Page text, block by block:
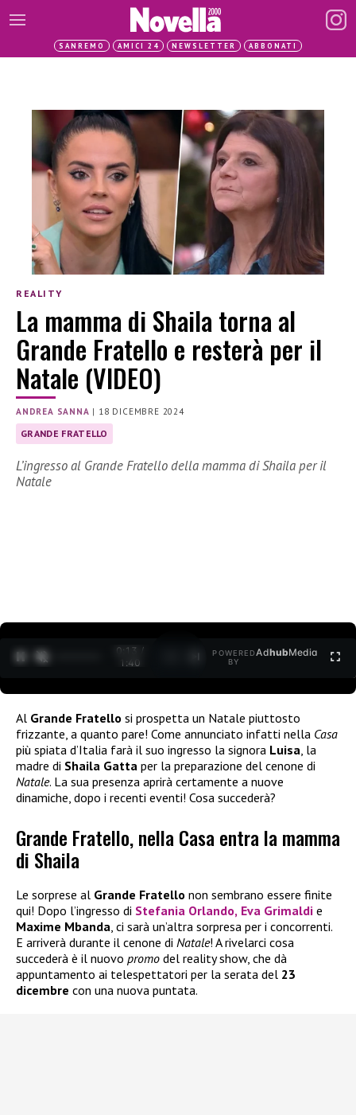
SANREMO AMICI 24 NEWSLETTER ABBONATI
REALITY
La mamma di Shaila torna al
Grande Fratello e resterà per il
Natale (VIDEO)
ANDREA SANNA | 18 DICEMBRE 2024
GRANDE FRATELLO
L’ingresso al Grande Fratello della mamma di Shaila per il
Natale
0:14 /
1:40
POWERED
BY
AdhubMedia
Al Grande Fratello si prospetta un Natale piuttosto
frizzante, a quanto pare! Come annunciato infatti nella Casa
più spiata d’Italia farà il suo ingresso la signora Luisa , la
madre di Shaila Gatta per la preparazione del cenone di
Natale. La sua presenza aprirà certamente a nuove
dinamiche, dopo i recenti eventi! Cosa succederà?
Grande Fratello, nella Casa entra la mamma
di Shaila
Le sorprese al Grande Fratello non sembrano essere finite
qui! Dopo l’ingresso di Stefania Orlando, Eva Grimaldi e
Maxime Mbanda, ci sarà un’altra sorpresa per i concorrenti.
E arriverà durante il cenone di Natale! A rivelarci cosa
succederà è il nuovo promo del reality show, che dà
appuntamento ai telespettatori per la serata del 23
dicembre con una nuova puntata.